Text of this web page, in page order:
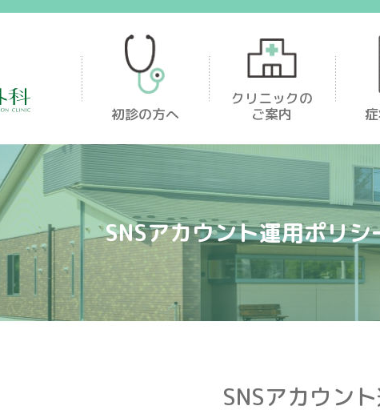
倉石整形外科クリニック
初診の方へ
クリニックの
ご案内
足首・足が痛い
SNSアカウント運用ポリ
SNSアカウン